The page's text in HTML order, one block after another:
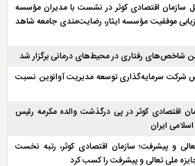
سازمان اقتصادی کوثر در نشست با مدیران مؤسسه
موفقیت مؤسسه ایثار، رضایت‌مندی جامعه شاهد
شاخص‌های رفتاری در محیط‌های درمانی برگزار شد
خالص شرکت سرمایه‌گذاری توسعه مدیریت آوانوین نسبت
اقتصادی کوثر در پی درگذشت والده مکرمه رئیس
ایران
و پیشرفت؛ سازمان اقتصادی کوثر، رتبه نخست
ملی تعالی و پیشرفت را کسب کرد